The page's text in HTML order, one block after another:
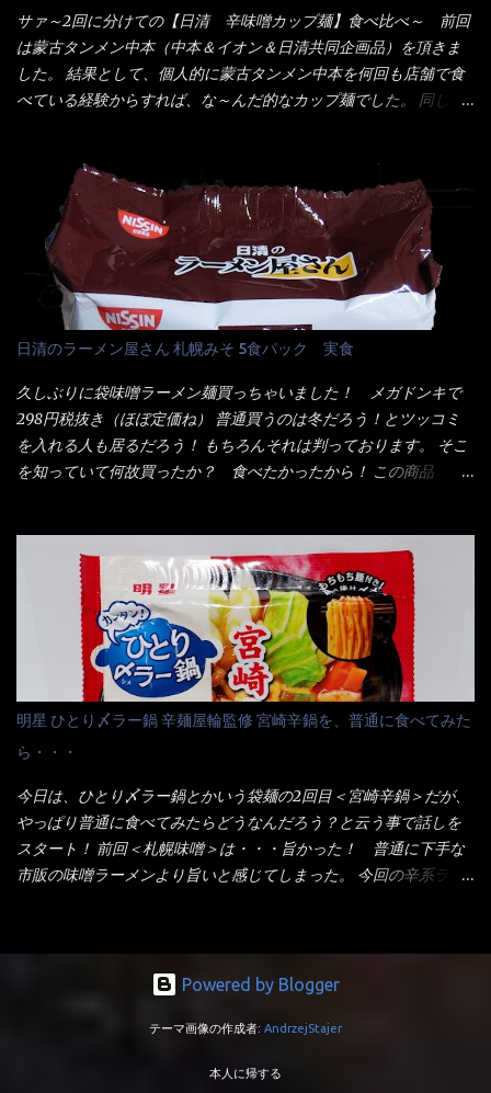
オタイなのと比べれば薄め？ やっぱり調味料の【スパイスガール
ズ】が必要だナァ～ 笑 私は、ブリッキーヌの粉末をよく掛け辛
く...
脂)／加工でん粉、調味料(アミノ酸等)、炭酸カルシウム、カラメ
ル色素、リン酸塩(Na)、増粘多糖類、レシチン、酸化防止剤(ビタ
ミンE)、クチナシ色素、ベニコウジ色素、香料、ビタミンB2、ビ
タミンB1、香辛料抽出物、 カロチン色素 、(一部にえび・小麦・
油脂、植物性たん白、食塩、とろろ芋、卵白)、かやく(小えびてん
ぷら)、添付調味料(砂糖、食塩、しょうゆ、魚介エキス、たん白加
水分解物、ねぎ、香辛料、 植物油 、香味油脂)／加工でん粉、調味
料(アミノ酸等)、炭酸カルシウム、カラメル色素、リン酸塩
(Na)、増粘多糖類、レシチン、酸化防止剤(ビタミンE)、クチナシ
色素、香料、ベニコウジ色素、ビタミンB2、ビタミンB1、香辛料
抽出物、(一部にえび・小麦・そば・卵・ さば ・大豆・豚肉・やま
いも・ゼラチンを含む) 材料から見れば、緑のたぬきの方が蒲鉾が
さば！？ さばって鯖か？？ サバ読んでないか？？ ■カロリー
比較 緑のたぬき ...
サァ～2回に分けての【日清 辛味噌カップ麺】食べ比べ～ 前回
は蒙古タンメン中本（中本＆イオン＆日清共同企画品）を頂きま
した。 結果として、個人的に蒙古タンメン中本を何回も店舗で食
べている経験からすれば、な～んだ的なカップ麺でした。 同じ日
いつきました。 見た目は、炎のシルエットが辛さを醸し出してい
る・・・ でもパッケージに惑わされてはいけない！！ 私はペ
ヤングの【獄激辛焼きそば】を完食した漢だ。 その後の獄激辛カ
レーもな！ 今回、カップヌードル激辛味噌はカップに敢えて辛
さレベルが記載されている。 それはレベル5！ 日清としては最上
位の辛さと云っている訳だ。 昨年モデルも食べてはいるけど、1年
も経つと記憶の彼方に・・・いや歳だから記憶力が、どうのこう
のではない。 記憶に残るだけのインパクトに欠けている商品と
云う事（当時） 開封すると・・・ 小袋なんてありゃしない！ カ
ップヌードルは基本蓋開けて、熱湯を注ぐだけで出来る！それが
デビュー時からの最大のポイント。 だから粉末スープの具も全
部カップの中でカオス状態。 これ特に縦型Bigカップだと、スー
りました～ 熱湯によりカップ内に対流が起こり、表層が泡立っ
ている～ 隣に用意したのが、ホワイトカップ丼型です。 こちら
へ内容物を全て移すのと同時に、スープも満遍なく全体に行き渡
させる。 箸で麺から移動させ、具とスープは最後に移すとこうな
りました。 良い感じではないか！ やはり一部粉末スープが縦型
カップの壁面に残っていたので、ぜーんぶ箸等で落としてホワイ
トカップへ。 まずは麺を見ると、カップヌードルとしては太く平
打ちで縮れてます。 ■蒙古タンメン中本の麺 蒙古タンメンの方
は、やはり太く平打ちですが麺の厚みがあるような・・・ 食感
いのね。 箸で持ち上げた状態は・・・ ■カップヌードル激辛味噌 ■
蒙古タンメン中本カップ どちらも箸で持ち上げた感じは、重
い！ そう湯を吸って伸びたような麺と云っていいかもしれな
い。 多分麺は、厚みとストレートか...
日清のラーメン屋さん 札幌みそ 5食パック 実食
久しぶりに袋味噌ラーメン麺買っちゃいました！ メガドンキで
298円税抜き（ほぼ定価ね） 普通買うのは冬だろう！とツッコミ
を入れる人も居るだろう！ もちろんそれは判っております。 そこ
を知っていて何故買ったか？ 食べたかったから！ この商品
てみないといけないじゃん！（知るのが遅い） リニューアル前の
は食べた事あるのよ！でもここ数年は、カップ麺の方が話題性も
品揃えも上じゃん！ だって話題性の無いのを食べても・・・しょ
うが無いじゃん！ 日本で話題性が無いのに、外国の人には尚更ね
ぇ～ 袋麺と云えば【サッポロ一番】と云われる程だが、10年位前
に革新的な袋麺が出た！ それは『マルちゃん正麺』と云われる商
品！！ 生麺感覚～と大御所俳優の役所広司を起用したCMで一躍
有名になりTOPに・・・その後ライバルとして日清から【ラ王】
がリリース！つまり今回の【日清のラーメン屋さん】は、袋麺と
しては廉価版のポジション・・・ 事実ラ王は、HPでは別扱い！
本品なんか出前一丁などと一緒くたの扱い。 袋麺はスープは粉末
スープが主流でしょう！？だから味は・・・イマイチ（小生感
覚）と云うのが評価です。 正直現在のインスタント麺では、最先
ヨ～ でも熊が＼買ってね！／と泣いているから・・・買いまし
た。 それじゃ～食べましょうか！ トッピングは生憎とモヤシの
在庫が無いため・・・キャベツだ！鍋に湯を沸かしキャベツをボ
私の記憶が確かなら・・・（料理お鉄人MC風に）以前の麺は白ぽ
明星 ひとり〆ラー鍋 辛麺屋輪監修 宮崎辛鍋を、普通に食べてみた
ら・・・
今日は、ひとり〆ラー鍋とかいう袋麺の2回目＜宮崎辛鍋＞だが、
やっぱり普通に食べてみたらどうなんだろう？と云う事で話しを
スタート！ 前回＜札幌味噌＞は・・・旨かった！ 普通に下手な
市販の味噌ラーメンより旨いと感じてしまった。 今回の辛系ラー
おひとり用鍋の素です。辛麺屋輪をイメージした唐辛子の辛みと
旨みが染み出たスープに鍋によく合う麺が付いて〆まで楽しめま
が溶け出たスープと、麺にからむ粗い唐辛子がくせになる味わ
脂、大豆食物繊維）、スープ（食塩、豚･鶏エキス（小麦・大豆・
Powered by Blogger
テーマ画像の作成者: AndrzejStajer
本人に帰する